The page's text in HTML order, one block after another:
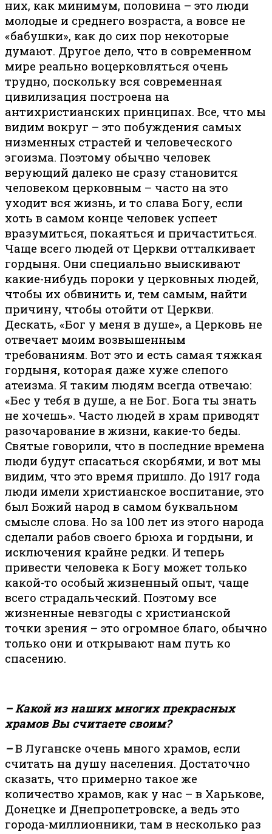
них, как минимум, половина – это люди
молодые и среднего возраста, а вовсе не
«бабушки», как до сих пор некоторые
думают. Другое дело, что в современном
мире реально воцерковляться очень
трудно, поскольку вся современная
цивилизация построена на
антихристианских принципах. Все, что мы
видим вокруг – это побуждения самых
низменных страстей и человеческого
эгоизма. Поэтому обычно человек
верующий далеко не сразу становится
человеком церковным – часто на это
уходит вся жизнь, и то слава Богу, если
хоть в самом конце человек успеет
вразумиться, покаяться и причаститься.
Чаще всего людей от Церкви отталкивает
гордыня. Они специально выискивают
какие-нибудь пороки у церковных людей,
чтобы их обвинить и, тем самым, найти
причину, чтобы отойти от Церкви.
Дескать, «Бог у меня в душе», а Церковь не
отвечает моим возвышенным
требованиям. Вот это и есть самая тяжкая
гордыня, которая даже хуже слепого
атеизма. Я таким людям всегда отвечаю:
«Бес у тебя в душе, а не Бог. Бога ты знать
не хочешь». Часто людей в храм приводят
разочарование в жизни, какие-то беды.
Святые говорили, что в последние времена
люди будут спасаться скорбями, и вот мы
видим, что это время пришло. До 1917 года
люди имели христианское воспитание, это
был Божий народ в самом буквальном
смысле слова. Но за 100 лет из этого народа
сделали рабов своего брюха и гордыни, и
исключения крайне редки. И теперь
привести человека к Богу может только
какой-то особый жизненный опыт, чаще
всего страдальческий. Поэтому все
жизненные невзгоды с христианской
точки зрения – это огромное благо, обычно
только они и открывают нам путь ко
спасению.
– Какой из наших многих прекрасных
храмов Вы считаете своим?
–В Луганске очень много храмов, если
считать на душу населения. Достаточно
сказать, что примерно такое же
количество храмов, как у нас – в Харькове,
Донецке и Днепропетровске, а ведь это
города-миллионники, там в несколько раз